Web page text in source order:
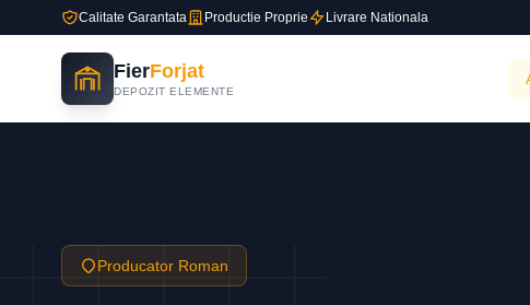
Calitate Garantata Productie Proprie Livrare Nationala
FierForjat
DEPOZIT ELEMENTE
Producator Roman